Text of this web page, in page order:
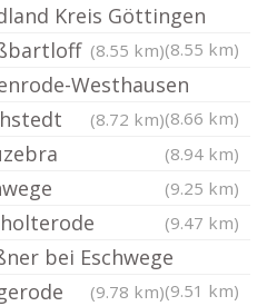
Kreis Göttingen
(8.55 km)
(8.55 km)
Westhausen
(8.66 km)
(8.72 km)
(8.94 km)
(9.25 km)
(9.47 km)
bei Eschwege
(9.51 km)
(9.78 km)